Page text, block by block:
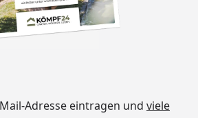
Adresse eintragen und viele